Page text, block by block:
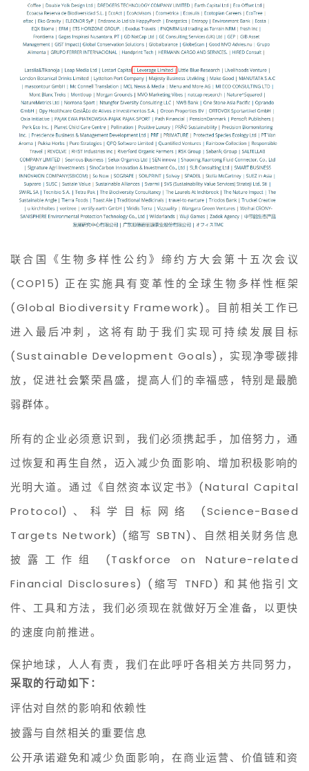
联合国《生物多样性公约》缔约方大会第十五次会议
(COP15) 正在实施具有变革性的全球生物多样性框架
(Global Biodiversity Framework)。目前相关工作已
进入最后冲刺，这将有助于我们实现可持续发展目标
(Sustainable Development Goals)，实现净零碳排
放，促进社会繁荣昌盛，提高人们的幸福感，特别是最脆
弱群体。
所有的企业必须意识到，我们必须携起手，加倍努力，通
过恢复和再生自然，迈入减少负面影响、增加积极影响的
光明大道。通过《自然资本议定书》(Natural Capital
Protocol)、科学目标网络 (Science-Based
Targets Network) (缩写 SBTN)、自然相关财务信息
披露工作组 (Taskforce on Nature-related
Financial Disclosures) (缩写 TNFD) 和其他指引文
件、工具和方法，我们必须现在就做好万全准备，以更快
的速度向前推进。
保护地球，人人有责，我们在此呼吁各相关方共同努力，
采取的行动如下：
评估对自然的影响和依赖性
披露与自然相关的重要信息
公开承诺避免和减少负面影响，在商业运营、价值链和资